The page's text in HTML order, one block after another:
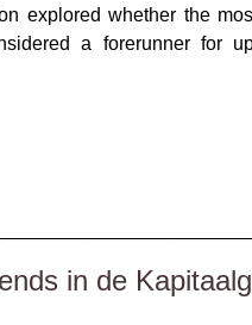
explored whether the
a forerunner for
in de